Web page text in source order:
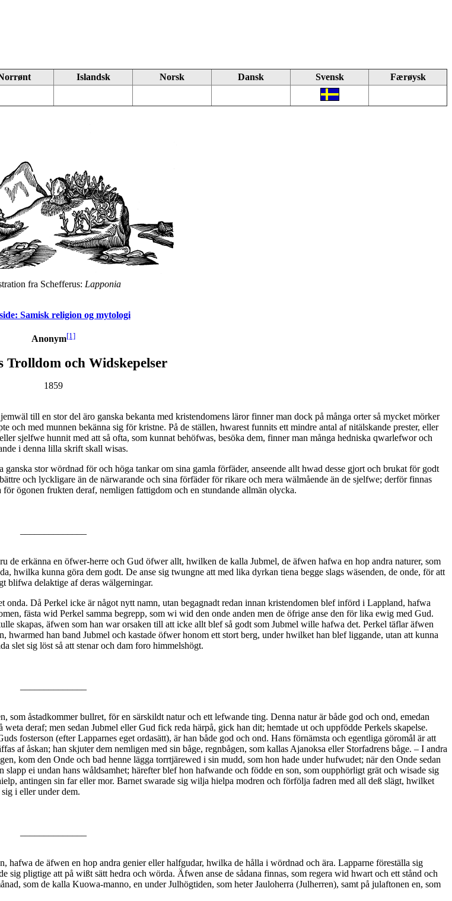
Islandsk Norsk Dansk Svensk
Færøysk
fra Schefferus: Lapponia
Samisk religion og mytologi
Anonym[1]
Trolldom och Widskepelser
1859
till en stor del äro ganska bekanta med kristendomens läror finner man dock på många orter så mycket mörker
och med munnen bekänna sig för kristne. På de ställen, hwarest funnits ett mindre antal af nitälskande prester, eller
sjelfwe hunnit med att så ofta, som kunnat behöfwas, besöka dem, finner man många hedniska qwarlefwor och
i denna lilla skrift skall wisas.
stor wördnad för och höga tankar om sina gamla förfäder, anseende allt hwad desse gjort och brukat för godt
och lyckligare än de närwarande och sina förfäder för rikare och mera wälmående än de sjelfwe; derför finnas
ögonen frukten deraf, nemligen fattigdom och en stundande allmän olycka.
erkänna en öfwer-herre och Gud öfwer allt, hwilken de kalla Jubmel, de äfwen hafwa en hop andra naturer, som
hwilka kunna göra dem godt. De anse sig twungne att med lika dyrkan tiena begge slags wäsenden, de onde, för att
blifwa delaktige af deras wälgerningar.
Då Perkel icke är något nytt namn, utan begagnadt redan innan kristendomen blef införd i Lappland, hafwa
fästa wid Perkel samma begrepp, som wi wid den onde anden men de öfrige anse den för lika ewig med Gud.
skapas, äfwen som han war orsaken till att icke allt blef så godt som Jubmel wille hafwa det. Perkel täflar äfwen
han band Jubmel och kastade öfwer honom ett stort berg, under hwilket han blef liggande, utan att kunna
slet sig löst så att stenar och dam foro himmelshögt.
som åstadkommer bullret, för en särskildt natur och ett lefwande ting. Denna natur är både god och ond, emedan
deraf; men sedan Jubmel eller Gud fick reda härpå, gick han dit; hemtade ut och uppfödde Perkels skapelse.
fosterson (efter Lapparnes eget ordasätt), är han både god och ond. Hans förnämsta och egentliga göromål är att
af åskan; han skjuter dem nemligen med sin båge, regnbågen, som kallas Ajanoksa eller Storfadrens båge. – I andra
kom den Onde och bad henne lägga torrtjärewed i sin mudd, som hon hade under hufwudet; när den Onde sedan
ei undan hans wåldsamhet; härefter blef hon hafwande och födde en son, som oupphörligt grät och wisade sig
antingen sin far eller mor. Barnet swarade sig wilja hielpa modren och förfölja fadren med all deß slägt, hwilket
i eller under dem.
hafwa de äfwen en hop andra genier eller halfgudar, hwilka de hålla i wördnad och ära. Lapparne föreställa sig
sig pligtige att på wißt sätt hedra och wörda. Äfwen anse de sådana finnas, som regera wid hwart och ett stånd och
som de kalla Kuowa-manno, en under Julhögtiden, som heter Jauloherra (Julherren), samt på julaftonen en, som